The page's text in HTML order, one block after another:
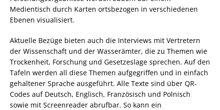
Medientisch durch Karten ortsbezogen in verschiedenen
Ebenen visualisiert.
Aktuelle Bezüge bieten auch die Interviews mit Vertretern
der Wissenschaft und der Wasserämter, die zu Themen wie
Trockenheit, Forschung und Gesetzeslage sprechen. Auf den
Tafeln werden all diese Themen aufgegriffen und in einfach
gehaltener Sprache ausgeführt. Alle Texte sind über QR-
Codes auf Deutsch, Englisch, Französisch und Polnisch
sowie mit Screenreader abrufbar. So kann ein